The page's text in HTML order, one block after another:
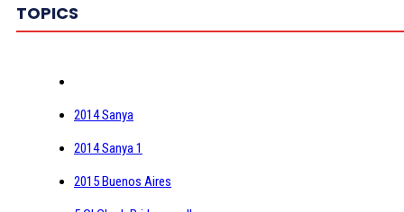
TOPICS
2014 Sanya
2014 Sanya 1
2015 Buenos Aires